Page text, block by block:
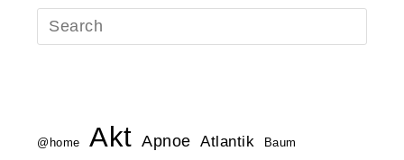
@home Akt Apnoe Atlantik Baum